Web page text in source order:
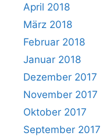
April 2018
März 2018
Februar 2018
Januar 2018
Dezember 2017
November 2017
Oktober 2017
September 2017